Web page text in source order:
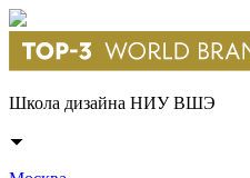
Школа дизайна НИУ ВШЭ